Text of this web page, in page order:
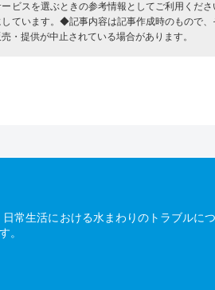
ビスを選ぶときの参考情報としてご利用くだ
ています。◆記事内容は記事作成時のもので
・提供が中止されている場合があります。
常生活における水まわりのトラブルに
。